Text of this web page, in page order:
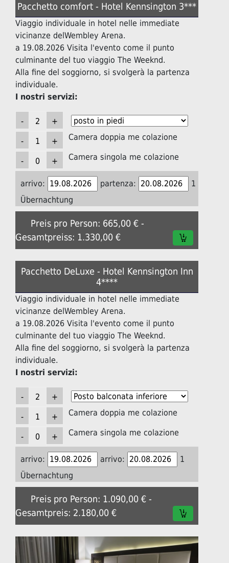
Pacchetto comfort - Hotel Kennsington 3***
Viaggio individuale in hotel nelle immediate
vicinanze delWembley Arena.
a 19.08.2026 Visita l'evento come il punto
culminante del tuo viaggio The Weeknd.
Alla fine del soggiorno, si svolgerà la partenza
individuale.
I nostri servizi:
Camera doppia me colazione
Camera singola me colazione
arrivo: partenza:
1
Übernachtung
Preis pro Person: 665,00 € -
Gesamtpreiss: 1.330,00 €
Pacchetto DeLuxe - Hotel Kennsington Inn
4****
Viaggio individuale in hotel nelle immediate
vicinanze delWembley Arena.
a 19.08.2026 Visita l'evento come il punto
culminante del tuo viaggio The Weeknd.
Alla fine del soggiorno, si svolgerà la partenza
individuale.
I nostri servizi:
Camera doppia me colazione
Camera singola me colazione
arrivo: arrivo:
1
Übernachtung
Preis pro Person: 1.090,00 € -
Gesamtpreis: 2.180,00 €